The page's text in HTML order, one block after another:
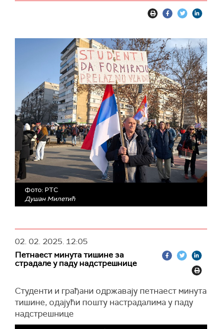
Фото: РТС
Душан Милетић
02. 02. 2025. 12:05
Петнаест минута тишине за
страдале у паду надстрешнице
Студенти и грађани одржавају петнаест минута
тишине, одајући пошту настрадалима у паду
надстрешнице